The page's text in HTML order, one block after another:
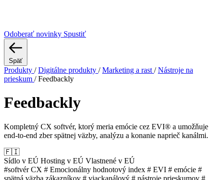
Odoberať novinky Spustiť
Späť
Produkty / Digitálne produkty / Marketing a rast / Nástroje na
prieskum / Feedbackly
Feedbackly
Kompletný CX softvér, ktorý meria emócie cez EVI® a umožňuje
end-to-end zber spätnej väzby, analýzu a konanie naprieč kanálmi.
🇫🇮
Sídlo v EÚ Hosting v EÚ Vlastnené v EÚ
#softvér CX # Emocionálny hodnotový index # EVI # emócie #
spätná väzba zákazníkov # viackanálový # nástroje prieskumov #